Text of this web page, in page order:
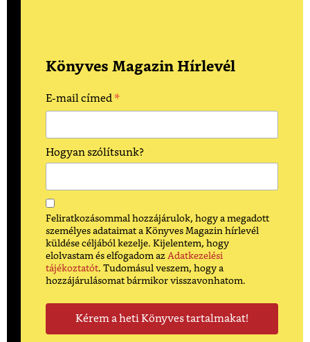
Könyves Magazin Hírlevél
E-mail címed *
Hogyan szólítsunk?
Feliratkozásommal hozzájárulok, hogy a megadott
személyes adataimat a Könyves Magazin hírlevél
küldése céljából kezelje. Kijelentem, hogy
elolvastam és elfogadom az Adatkezelési
tájékoztatót. Tudomásul veszem, hogy a
hozzájárulásomat bármikor visszavonhatom.